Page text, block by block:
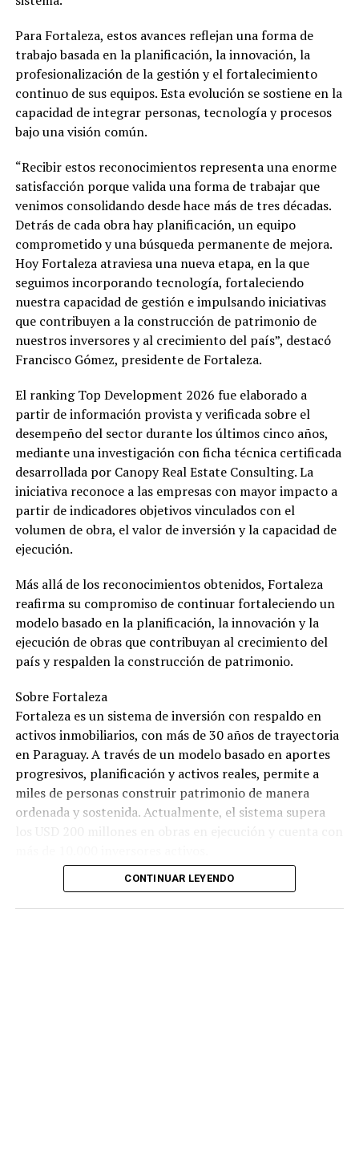
Para Fortaleza, estos avances reflejan una forma de
trabajo basada en la planificación, la innovación, la
profesionalización de la gestión y el fortalecimiento
continuo de sus equipos. Esta evolución se sostiene en la
capacidad de integrar personas, tecnología y procesos
bajo una visión común.
“Recibir estos reconocimientos representa una enorme
satisfacción porque valida una forma de trabajar que
venimos consolidando desde hace más de tres décadas.
Detrás de cada obra hay planificación, un equipo
comprometido y una búsqueda permanente de mejora.
Hoy Fortaleza atraviesa una nueva etapa, en la que
seguimos incorporando tecnología, fortaleciendo
nuestra capacidad de gestión e impulsando iniciativas
que contribuyen a la construcción de patrimonio de
nuestros inversores y al crecimiento del país”, destacó
Francisco Gómez, presidente de Fortaleza.
El ranking Top Development 2026 fue elaborado a
partir de información provista y verificada sobre el
desempeño del sector durante los últimos cinco años,
mediante una investigación con ficha técnica certificada
desarrollada por Canopy Real Estate Consulting. La
iniciativa reconoce a las empresas con mayor impacto a
partir de indicadores objetivos vinculados con el
volumen de obra, el valor de inversión y la capacidad de
ejecución.
Más allá de los reconocimientos obtenidos, Fortaleza
reafirma su compromiso de continuar fortaleciendo un
modelo basado en la planificación, la innovación y la
ejecución de obras que contribuyan al crecimiento del
país y respalden la construcción de patrimonio.
Sobre Fortaleza
Fortaleza es un sistema de inversión con respaldo en
activos inmobiliarios, con más de 30 años de trayectoria
en Paraguay. A través de un modelo basado en aportes
progresivos, planificación y activos reales, permite a
miles de personas construir patrimonio de manera
ordenada y sostenida. Actualmente, el sistema supera
CONTINUAR LEYENDO